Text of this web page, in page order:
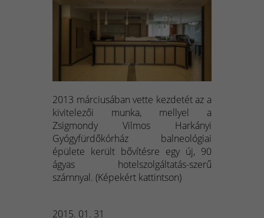
2013 márciusában vette kezdetét az a
kivitelezői munka, mellyel a
Zsigmondy Vilmos Harkányi
Gyógyfürdőkórház balneológiai
épülete került bővítésre egy új, 90
ágyas hotelszolgáltatás-szerű
szárnnyal. (Képekért kattintson)
2015. 01. 31